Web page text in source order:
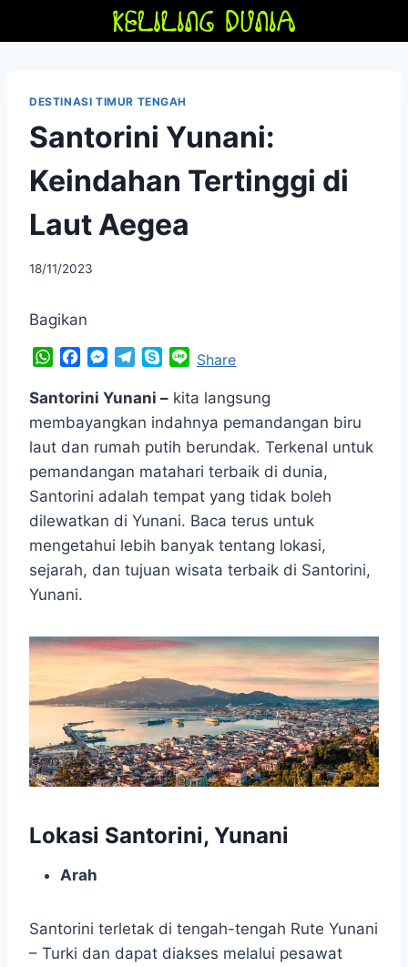
DESTINASI TIMUR TENGAH
Santorini Yunani:
Keindahan Tertinggi di
Laut Aegea
By
18/11/2023
Bagikan
W
a
t
s
A
p
p
c
e
b
o
o
k
M
s
s
e
n
g
e
r
l
e
r
a
m
y
p
e
n
e
Share
Santorini Yunani – kita langsung
membayangkan indahnya pemandangan biru
laut dan rumah putih berundak. Terkenal untuk
pemandangan matahari terbaik di dunia,
Santorini adalah tempat yang tidak boleh
dilewatkan di Yunani. Baca terus untuk
mengetahui lebih banyak tentang lokasi,
sejarah, dan tujuan wisata terbaik di Santorini,
Yunani.
Lokasi Santorini, Yunani
Arah
Santorini terletak di tengah-tengah Rute Yunani
– Turki dan dapat diakses melalui pesawat